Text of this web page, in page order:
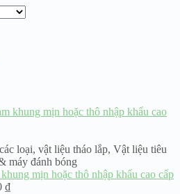
loại, vật liệu tháo lắp, Vật liệu tiêu
máy đánh bóng
mịn hoặc thô nhập khẩu cao cấp
₫Khoảng